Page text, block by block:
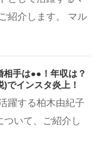
紹介します。 マル
相手は●●！年収は？
でインスタ炎上！
躍する柏木由紀子
ついて、ご紹介し